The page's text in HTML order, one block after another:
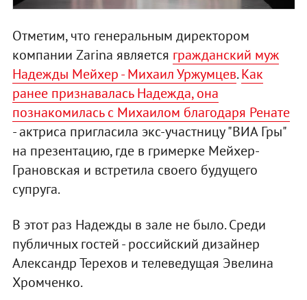
Отметим, что генеральным директором
компании Zarina является гражданский муж
Надежды Мейхер - Михаил Уржумцев.Как
ранее признавалась Надежда, она
познакомилась с Михаилом благодаря Ренате
- актриса пригласила экс-участницу "ВИА Гры"
на презентацию, где в гримерке Мейхер-
Грановская и встретила своего будущего
супруга.
В этот раз Надежды в зале не было. Среди
публичных гостей - российский дизайнер
Александр Терехов и телеведущая Эвелина
Хромченко.